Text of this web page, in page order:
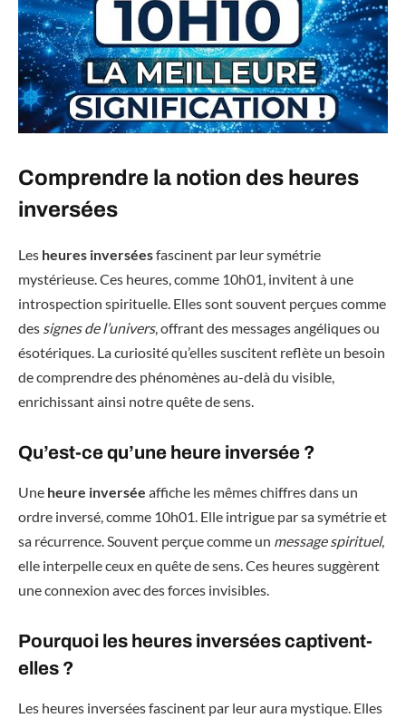
Comprendre la notion des heures
inversées
Les heures inverséesfascinent par leur symétrie
mystérieuse. Ces heures, comme 10h01, invitent à une
introspection spirituelle. Elles sont souvent perçues comme
des signes de l’univers, offrant des messages angéliques ou
ésotériques. La curiosité qu’elles suscitent reflète un besoin
de comprendre des phénomènes au-delà du visible,
enrichissant ainsi notre quête de sens.
Qu’est-ce qu’une heure inversée ?
Une heure inversée affiche les mêmes chiffres dans un
ordre inversé, comme 10h01. Elle intrigue par sa symétrie et
sa récurrence. Souvent perçue comme un message spirituel,
elle interpelle ceux en quête de sens. Ces heures suggèrent
une connexion avec des forces invisibles.
Pourquoi les heures inversées captivent-
elles ?
Les heures inversées fascinent par leur aura mystique. Elles